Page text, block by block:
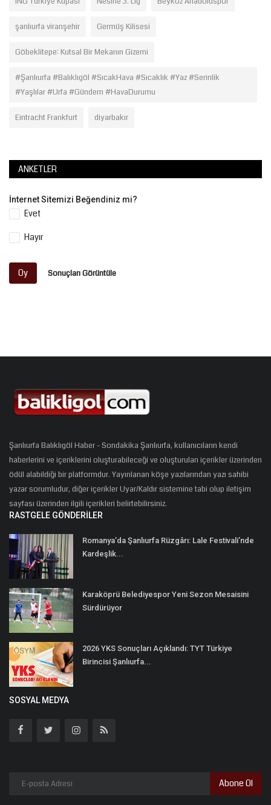
şanlıurfa viranşehir Germüş Kilisesi
Göbeklitepe: Kutsal Bir Mekanın Gizemi
#Şanlıurfa #Balıklıgöl #SıcakHava #Sıcaklık #Yaz #Serinlik
#Yaşlılar #Urfa #Gündem #HavaDurumu
Eintracht Frankfurt diyarbakır
ANKETLER
İnternet Sitemizi Beğendiniz mi?
Evet
Hayır
Oy Sonuçları Görüntüle
Şanlıurfa Balıklıgöl Haber - Sondakika Şanlıurfa, kullanıcıların kendi
haberlerini ve içeriklerini oluşturabileceği ve oluşturulan içerikler üzerinden
ödül alabildiği bir platformdur. Yayınlanan köşe yazılarından yazı sahibi
yazar sorumludur, diğer içerikler Uyar/Kaldır sistemine tabi olup iletişim
sayfası üzerinden ilgili içerikleri belirtebilirsiniz.
RASTGELE GÖNDERILER
Romanya’da Şanlıurfa Rüzgârı: Lale Festivali’nde
Kardeşlik...
Karaköprü Belediyespor Yeni Sezon Mesaisini
Sürdürüyor
2026 YKS Sonuçları Açıklandı: TYT Türkiye
Birincisi Şanlıurfa...
SOSYAL MEDYA
Abone Ol